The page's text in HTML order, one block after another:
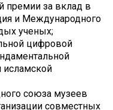
премии за вклад в
и Международного
ученых;
цифровой
исламской
союза музеев
совместных